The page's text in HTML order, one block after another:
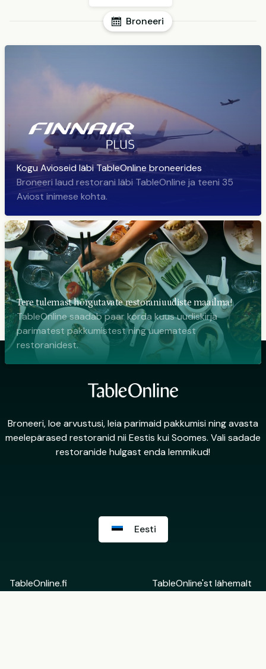
Broneeri
Kogu Avioseid läbi TableOnline broneerides
Broneeri laud restorani läbi TableOnline ja teeni 35
Aviost inimese kohta.
Tere tulemast hõrgutavate restoraniuudiste maailma!
TableOnline saadab paar korda kuus uudiskirja
parimatest pakkumistest ning uuematest
restoranidest.
Broneeri, loe arvustusi, leia parimaid pakkumisi ning avasta
meelepärased restoranid nii Eestis kui Soomes. Vali sadade
restoranide hulgast enda lemmikud!
Eesti
TableOnline.fi
TableOnline'st lähemalt